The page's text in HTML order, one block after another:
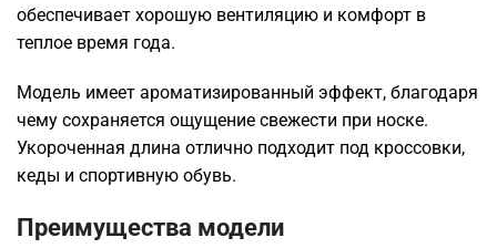
обеспечивает хорошую вентиляцию и комфорт в
теплое время года.
Модель имеет ароматизированный эффект, благодаря
чему сохраняется ощущение свежести при носке.
Укороченная длина отлично подходит под кроссовки,
кеды и спортивную обувь.
Преимущества модели